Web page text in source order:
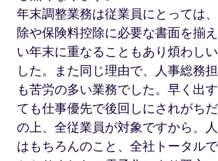
年末調整業務は従業員にとっては
除や保険料控除に必要な書面を揃
い年末に重なることもあり煩わし
した。また同じ理由で、人事総務
も苦労の多い業務でした。早く出
ても仕事優先で後回しにされがち
の上、全従業員が対象ですから、
はもちろんのこと、全社トータル